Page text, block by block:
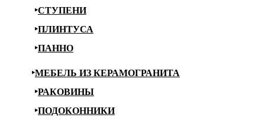
СТУПЕНИ
ПЛИНТУСА
ПАННО
МЕБЕЛЬ ИЗ КЕРАМОГРАНИТА
РАКОВИНЫ
ПОДОКОННИКИ